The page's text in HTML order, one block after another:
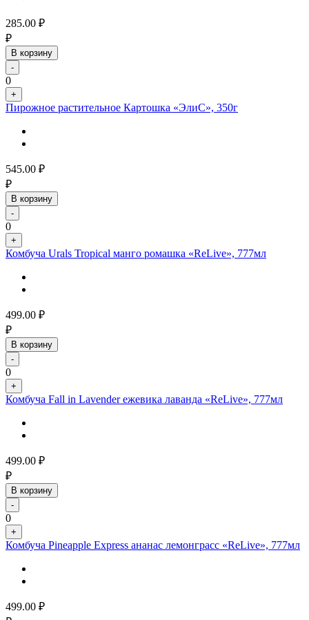
285.00 ₽
₽
В корзину
-
0
+
Пирожное растительное Картошка «ЭлиС», 350г
545.00 ₽
₽
В корзину
-
0
+
Комбуча Urals Tropical манго ромашка «ReLive», 777мл
499.00 ₽
₽
В корзину
-
0
+
Комбуча Fall in Lavender ежевика лаванда «ReLive», 777мл
499.00 ₽
₽
В корзину
-
0
+
Комбуча Pineapple Express ананас лемонграсс «ReLive», 777мл
499.00 ₽